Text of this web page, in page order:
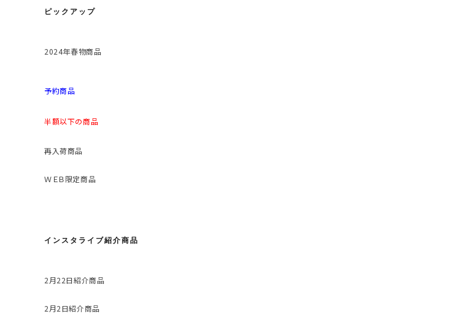
ピックアップ
2024年春物商品
予約商品
半額以下の商品
再入荷商品
ＷＥＢ限定商品
インスタライブ紹介商品
2月22日紹介商品
2月2日紹介商品